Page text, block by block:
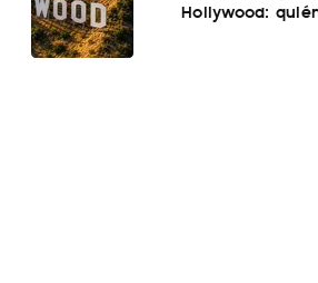
Hollywood: